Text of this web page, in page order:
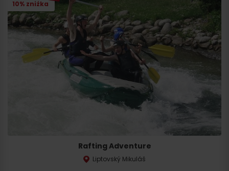
10% zniżka
Rafting Adventure
Liptovský Mikuláš